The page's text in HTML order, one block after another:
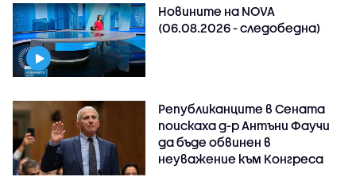
Новините на NOVA
(06.08.2026 - следобедна)
Републиканците в Сената
поискаха д-р Антъни Фаучи
да бъде обвинен в
неуважение към Конгреса